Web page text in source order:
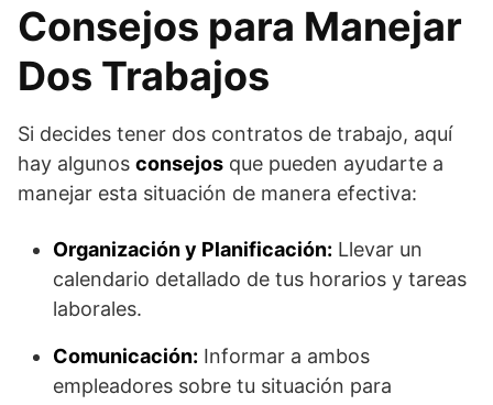
Consejos para Manejar
Dos Trabajos
Si decides tener dos contratos de trabajo, aquí
hay algunos consejos que pueden ayudarte a
manejar esta situación de manera efectiva:
Organización y Planificación: Llevar un
calendario detallado de tus horarios y tareas
laborales.
Comunicación: Informar a ambos
empleadores sobre tu situación para